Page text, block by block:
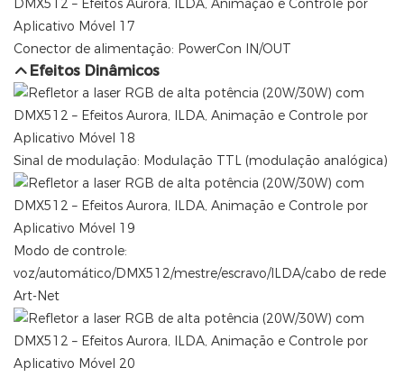
Conector de alimentação: PowerCon IN/OUT
Efeitos Dinâmicos
Sinal de modulação: Modulação TTL (modulação analógica)
Modo de controle:
voz/automático/DMX512/mestre/escravo/ILDA/cabo de rede
Art-Net